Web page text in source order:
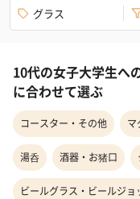
グラス
10代の女子大学生へ
に合わせて選ぶ
コースター・その他 マ
湯呑 酒器・お猪口
ビールグラス・ビールジョ